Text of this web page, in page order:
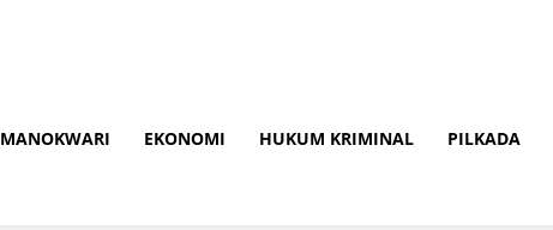
MANOKWARI EKONOMI HUKUM KRIMINAL PILKADA